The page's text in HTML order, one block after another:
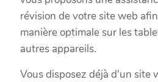
révision de votre site web
manière optimale sur les
autres appareils.
Vous disposez déjà d'un site